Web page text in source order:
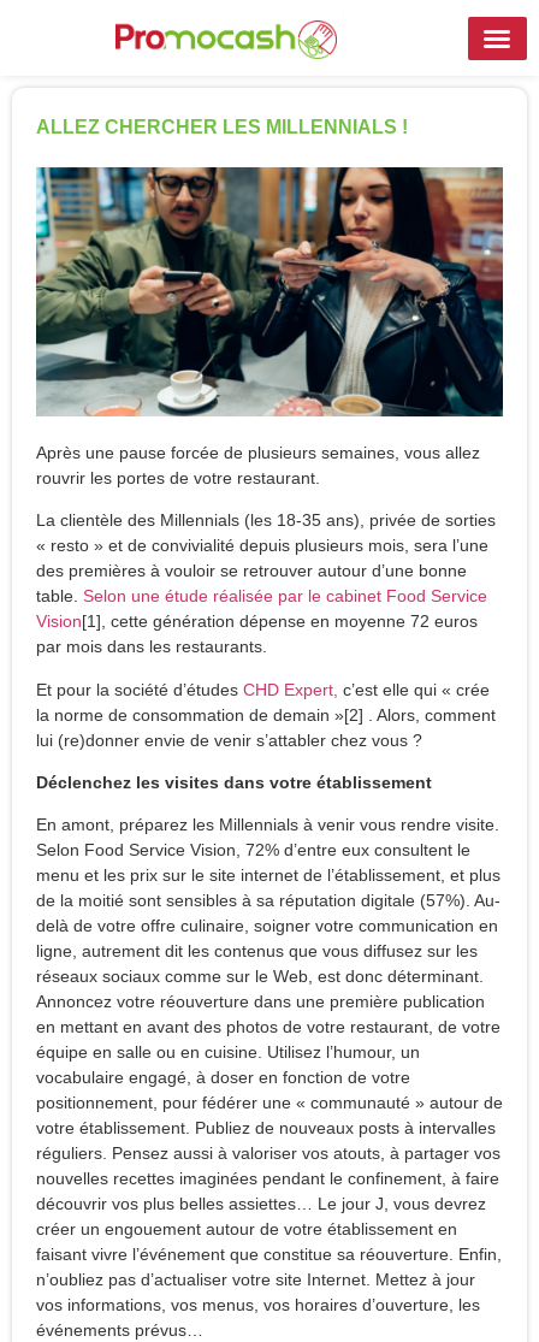
ALLEZ CHERCHER LES MILLENNIALS !
Après une pause forcée de plusieurs semaines, vous allez
rouvrir les portes de votre restaurant.
La clientèle des Millennials (les 18-35 ans), privée de sorties
« resto » et de convivialité depuis plusieurs mois, sera l’une
des premières à vouloir se retrouver autour d’une bonne
table. Selon une étude réalisée par le cabinet Food Service
Vision[1], cette génération dépense en moyenne 72 euros
par mois dans les restaurants.
Et pour la société d’études CHD Expert, c’est elle qui « crée
la norme de consommation de demain »[2] . Alors, comment
lui (re)donner envie de venir s’attabler chez vous ?
Déclenchez les visites dans votre établissement
En amont, préparez les Millennials à venir vous rendre visite.
Selon Food Service Vision, 72% d’entre eux consultent le
menu et les prix sur le site internet de l’établissement, et plus
de la moitié sont sensibles à sa réputation digitale (57%). Au-
delà de votre offre culinaire, soigner votre communication en
ligne, autrement dit les contenus que vous diffusez sur les
réseaux sociaux comme sur le Web, est donc déterminant.
Annoncez votre réouverture dans une première publication
en mettant en avant des photos de votre restaurant, de votre
équipe en salle ou en cuisine. Utilisez l’humour, un
vocabulaire engagé, à doser en fonction de votre
positionnement, pour fédérer une « communauté » autour de
votre établissement. Publiez de nouveaux posts à intervalles
réguliers. Pensez aussi à valoriser vos atouts, à partager vos
nouvelles recettes imaginées pendant le confinement, à faire
découvrir vos plus belles assiettes… Le jour J, vous devrez
créer un engouement autour de votre établissement en
faisant vivre l’événement que constitue sa réouverture. Enfin,
n’oubliez pas d’actualiser votre site Internet. Mettez à jour
vos informations, vos menus, vos horaires d’ouverture, les
événements prévus…